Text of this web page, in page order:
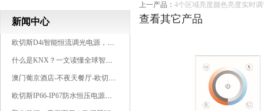
新闻中心
欧切斯D4i智能恒流调光电源，引领未来照明生态
什么是KNX？一文读懂全球智能建筑控制标准
澳门葡京酒店-不夜天餐厅-欧切斯KNX智能控制系统打造高端智慧空间
欧切斯IP66-IP67防水恒压电源，无惧风雨，智稳如一
上一产品： 4个区域亮度颜色亮度实时
查看其它产品